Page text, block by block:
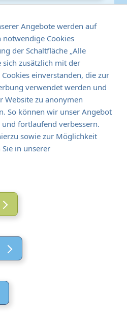
Nachdenken und
Neapel "die menschlichste
190,00 €
von Monte
(6 Std.)
Maria del Castello – Positano.
Angebote werden auf
notwendige Cookies
der Schaltfläche „Alle
sich zusätzlich mit der
einverstanden, die zur
verwendet werden und
Website zu anonymen
So können wir unser Angebot
fortlaufend verbessern.
sowie zur Möglichkeit
in unserer